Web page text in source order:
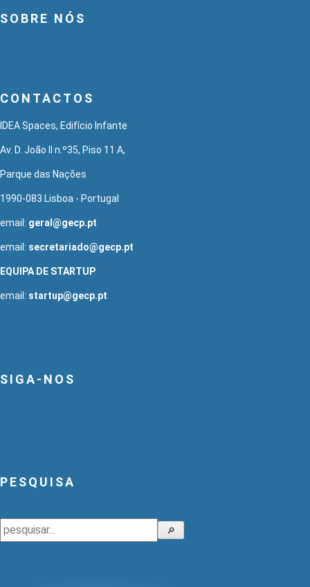
SOBRE NÓS
CONTACTOS
IDEA Spaces, Edifício Infante
Av. D. João II n.º35, Piso 11 A,
Parque das Nações
1990-083 Lisboa - Portugal
email: geral@gecp.pt
email: secretariado@gecp.pt
EQUIPA DE STARTUP
email: startup@gecp.pt
SIGA-NOS
PESQUISA
Pesquisar 🔎